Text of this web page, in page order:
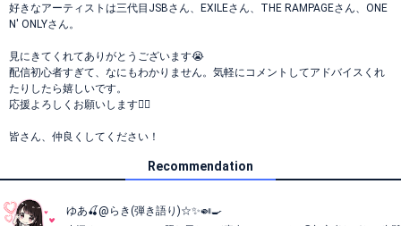
好きなアーティストは三代目JSBさん、EXILEさん、THE RAMPAGEさん、ONE
N' ONLYさん。
見にきてくれてありがとうございます😭
配信初心者すぎて、なにもわかりません。気軽にコメントしてアドバイスくれ
たりしたら嬉しいです。
応援よろしくお願いします🙇‍♂️
皆さん、仲良くしてください！
Recommendation
ゆあ🍒@らき(弾き語り)☆✨🍛🍳‬